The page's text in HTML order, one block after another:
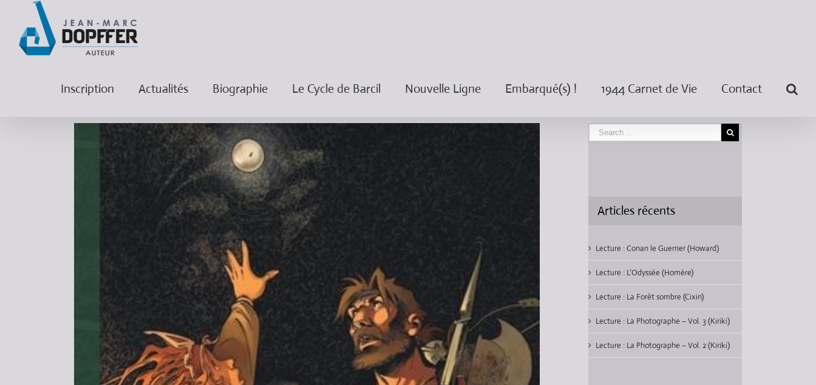
Inscription Actualités Biographie Le Cycle de Barcil Nouvelle Ligne Embarqué(s) ! 1944 Carnet de Vie Contact
Articles récents
Lecture : Conan le Guerrier (Howard)
Lecture : L’Odyssée (Homère)
Lecture : La Forêt sombre (Cixin)
Lecture : La Photographe – Vol. 3 (Kiriki)
Lecture : La Photographe – Vol. 2 (Kiriki)